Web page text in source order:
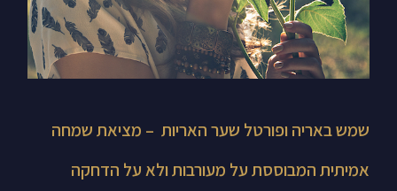
שמש באריה ופורטל שער האריות – מציאת שמחה
אמיתית המבוססת על מעורבות ולא על הדחקה
על
מעורבות
ולא
הדחקה